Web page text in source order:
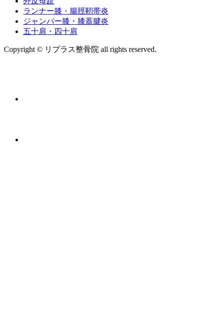
ランナー膝・腸脛靭帯炎
ジャンパー膝・膝蓋腱炎
五十肩・四十肩
Copyright © リプラス整骨院 all rights reserved.